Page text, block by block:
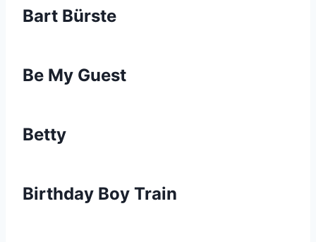
Bart Bürste
Be My Guest
Betty
Birthday Boy Train